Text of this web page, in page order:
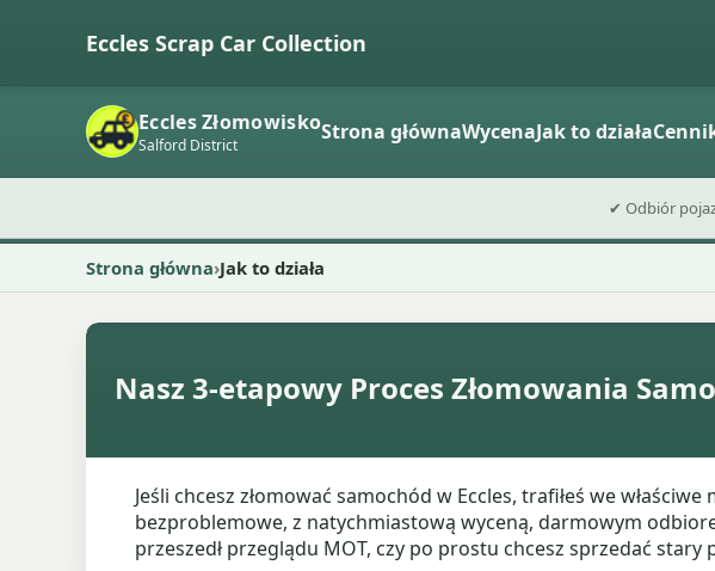
Eccles Scrap Car Collection
Eccles Złomowisko
Salford District Strona głównaWycenaJak to działa
✔ Odbiór
Strona główna Jak to działa
Nasz 3-etapowy Proces Złomowania
Jeśli chcesz złomować samochód w Eccles, trafiłeś we
bezproblemowe, z natychmiastową wyceną, darmowym
przeszedł przeglądu MOT, czy po prostu chcesz sprzedać stary